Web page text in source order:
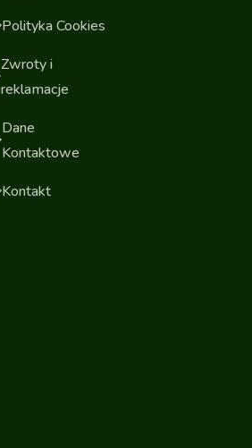
Polityka Cookies
Zwroty i
reklamacje
Dane
Kontaktowe
Kontakt